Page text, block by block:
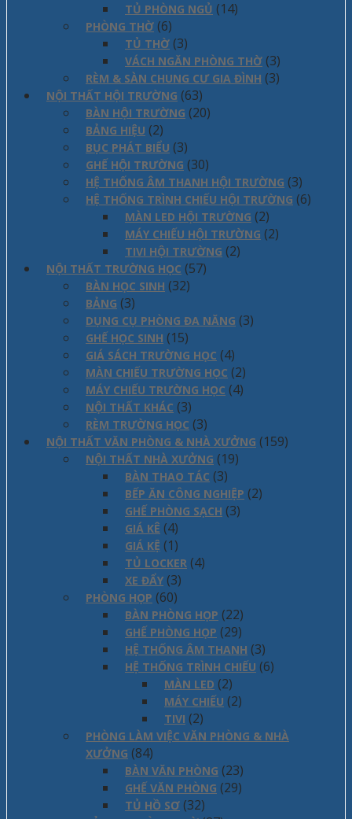
TỦ PHÒNG NGỦ (14)
PHÒNG THỜ (6)
TỦ THỜ (3)
VÁCH NGĂN PHÒNG THỜ (3)
RÈM & SÀN CHUNG CƯ GIA ĐÌNH (3)
NỘI THẤT HỘI TRƯỜNG (63)
BÀN HỘI TRƯỜNG (20)
BẢNG HIỆU (2)
BỤC PHÁT BIỂU (3)
GHẾ HỘI TRƯỜNG (30)
HỆ THỐNG ÂM THANH HỘI TRƯỜNG (3)
HỆ THỐNG TRÌNH CHIẾU HỘI TRƯỜNG (6)
MÀN LED HỘI TRƯỜNG (2)
MÁY CHIẾU HỘI TRƯỜNG (2)
TIVI HỘI TRƯỜNG (2)
NỘI THẤT TRƯỜNG HỌC (57)
BÀN HỌC SINH (32)
BẢNG (3)
DỤNG CỤ PHÒNG ĐA NĂNG (3)
GHẾ HỌC SINH (15)
GIÁ SÁCH TRƯỜNG HỌC (4)
MÀN CHIẾU TRƯỜNG HỌC (2)
MÁY CHIẾU TRƯỜNG HỌC (4)
NỘI THẤT KHÁC (3)
RÈM TRƯỜNG HỌC (3)
NỘI THẤT VĂN PHÒNG & NHÀ XƯỞNG (159)
NỘI THẤT NHÀ XƯỞNG (19)
BÀN THAO TÁC (3)
BẾP ĂN CÔNG NGHIỆP (2)
GHẾ PHÒNG SẠCH (3)
GIÁ KÊ (4)
GIÁ KỆ (1)
TỦ LOCKER (4)
XE ĐẨY (3)
PHÒNG HỌP (60)
BÀN PHÒNG HỌP (22)
GHẾ PHÒNG HỌP (29)
HỆ THỐNG ÂM THANH (3)
HỆ THỐNG TRÌNH CHIẾU (6)
MÀN LED (2)
MÁY CHIẾU (2)
TIVI (2)
PHÒNG LÀM VIỆC VĂN PHÒNG & NHÀ
XƯỞNG (84)
BÀN VĂN PHÒNG (23)
GHẾ VĂN PHÒNG (29)
TỦ HỒ SƠ (32)